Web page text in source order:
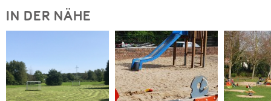
IN DER NÄHE